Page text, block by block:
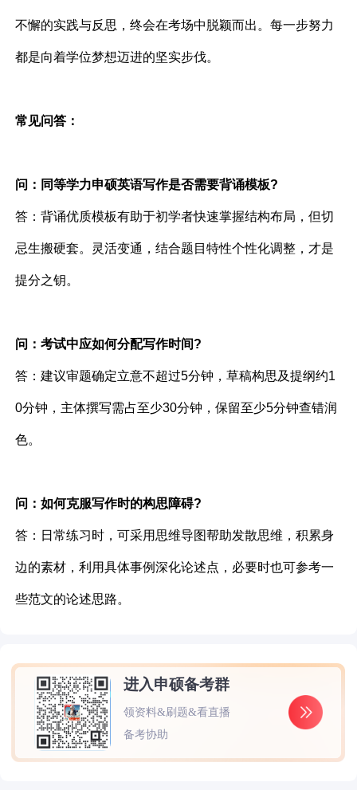
不懈的实践与反思，终会在考场中脱颖而出。每一步努力
都是向着学位梦想迈进的坚实步伐。
常见问答：
问：同等学力申硕英语写作是否需要背诵模板?
答：背诵优质模板有助于初学者快速掌握结构布局，但切
忌生搬硬套。灵活变通，结合题目特性个性化调整，才是
提分之钥。
问：考试中应如何分配写作时间?
答：建议审题确定立意不超过5分钟，草稿构思及提纲约1
0分钟，主体撰写需占至少30分钟，保留至少5分钟查错润
色。
问：如何克服写作时的构思障碍?
答：日常练习时，可采用思维导图帮助发散思维，积累身
边的素材，利用具体事例深化论述点，必要时也可参考一
些范文的论述思路。
进入申硕备考群
领资料&刷题&看直播
备考协助